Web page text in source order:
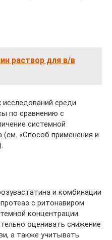
раствор для в/в
среди
по сравнению с
системной
(см. «Способ применения и
и комбинации
с ритонавиром
концентрации
оценивать снижение
а также учитывать